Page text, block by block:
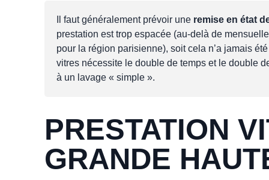
Il faut généralement prévoir une remise en état
prestation est trop espacée (au-delà de
pour la région parisienne), soit cela n’a jamais
vitres nécessite le double de temps et le double
à un lavage « simple ».
PRESTATION
GRANDE